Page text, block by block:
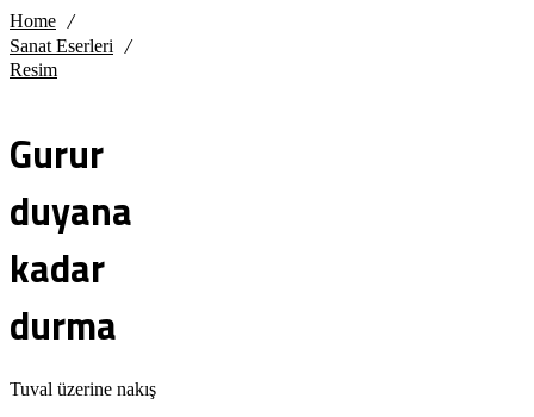
Home /
Sanat Eserleri /
Resim
Gurur
duyana
kadar
durma
Tuval üzerine nakış